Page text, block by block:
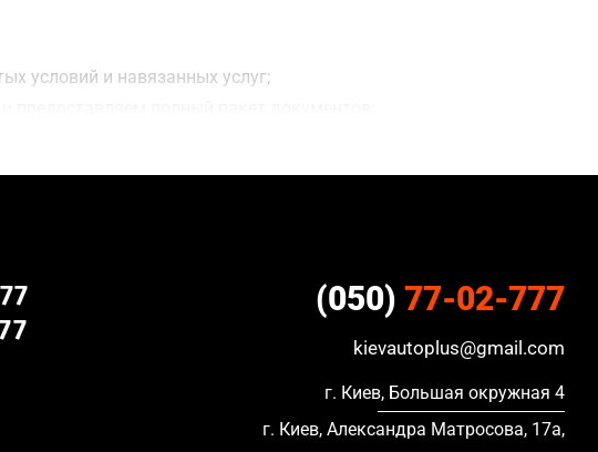
условий и навязанных услуг;
(050) 77-02-777
kievautoplus@gmail.com
г. Киев, Большая окружная 4
г. Киев, Александра Матросова, 17а,